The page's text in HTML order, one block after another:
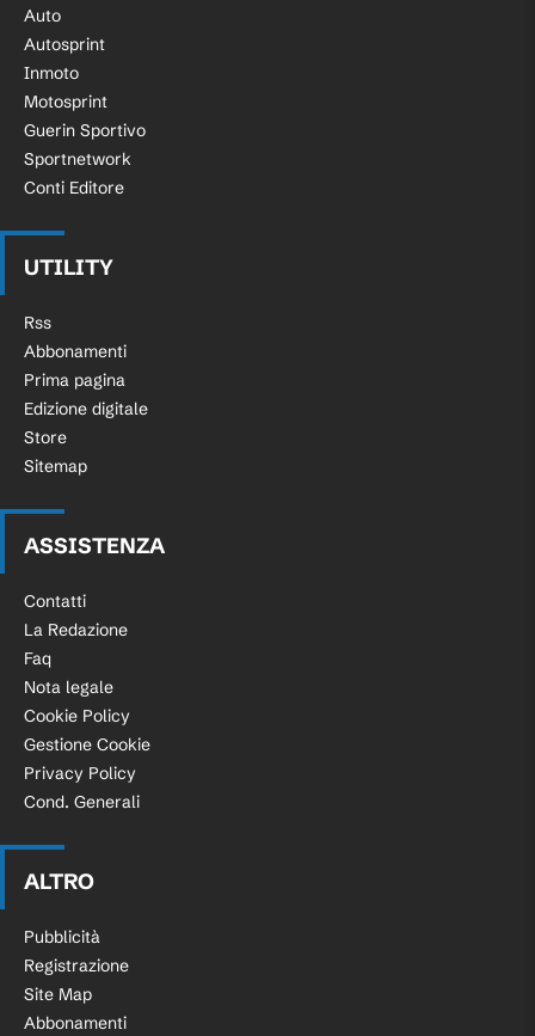
Auto
Autosprint
Inmoto
Motosprint
Guerin Sportivo
Sportnetwork
Conti Editore
UTILITY
Rss
Abbonamenti
Prima pagina
Edizione digitale
Store
Sitemap
ASSISTENZA
Contatti
La Redazione
Faq
Nota legale
Cookie Policy
Gestione Cookie
Privacy Policy
Cond. Generali
ALTRO
Pubblicità
Registrazione
Site Map
Abbonamenti